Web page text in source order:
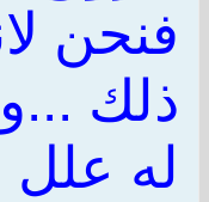
فنحن
ذلك
له علل